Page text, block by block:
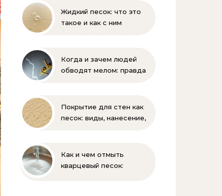
Жидкий песок: что это
такое и как с ним
Когда и зачем людей
обводят мелом: правда
Покрытие для стен как
песок: виды, нанесение,
Как и чем отмыть
кварцевый песок: